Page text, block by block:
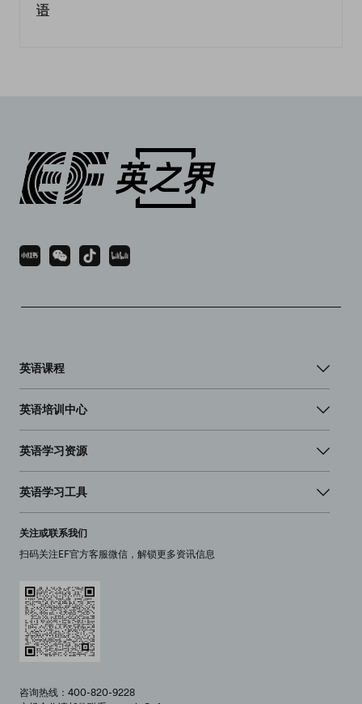
语
英语课程
英语培训中心
英语学习资源
英语学习工具
关注或联系我们
扫码关注EF官方客服微信，解锁更多资讯信息
咨询热线：400-820-9228